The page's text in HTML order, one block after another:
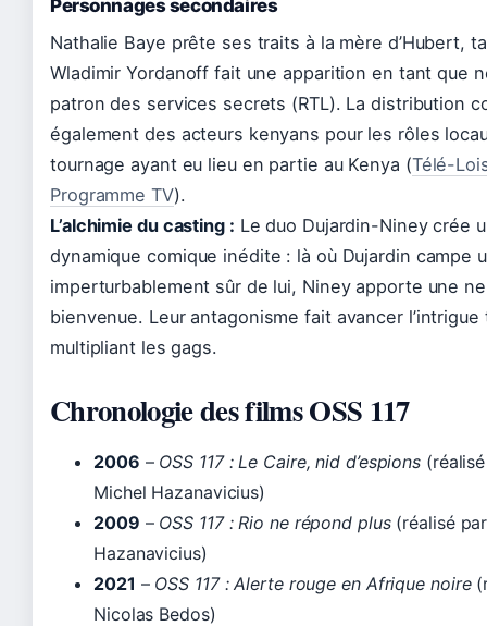
Personnages secondaires
Nathalie Baye prête ses traits à la mère d’Hubert,
Wladimir Yordanoff fait une apparition en tant que
patron des services secrets (RTL). La distribution
également des acteurs kenyans pour les rôles
tournage ayant eu lieu en partie au Kenya (Télé-
Programme TV).
L’alchimie du casting : Le duo Dujardin-Niney crée
dynamique comique inédite : là où Dujardin campe
imperturbablement sûr de lui, Niney apporte une
bienvenue. Leur antagonisme fait avancer l’intrigue
multipliant les gags.
Chronologie des films OSS 117
2006 – OSS 117 : Le Caire, nid d’espions
Michel Hazanavicius)
2009 – OSS 117 : Rio ne répond plus(réalisé
Hazanavicius)
2021 – OSS 117 : Alerte rouge en Afrique noire
Nicolas Bedos)